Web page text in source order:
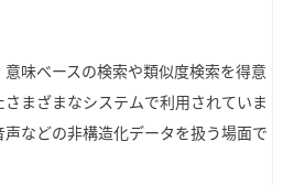
味ベースの検索や類似度検索を得意
まざまなシステムで利用されていま
などの非構造化データを扱う場面で